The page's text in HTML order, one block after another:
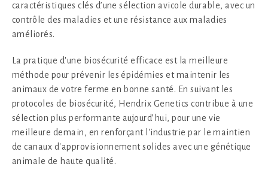
caractéristiques clés d’une sélection avicole durable, avec un
contrôle des maladies et une résistance aux maladies
améliorés.
La pratique d'une biosécurité efficace est la meilleure
méthode pour prévenir les épidémies et maintenir les
animaux de votre ferme en bonne santé. En suivant les
protocoles de biosécurité, Hendrix Genetics contribue à une
sélection plus performante aujourd’hui, pour une vie
meilleure demain, en renforçant l'industrie par le maintien
de canaux d'approvisionnement solides avec une génétique
animale de haute qualité.